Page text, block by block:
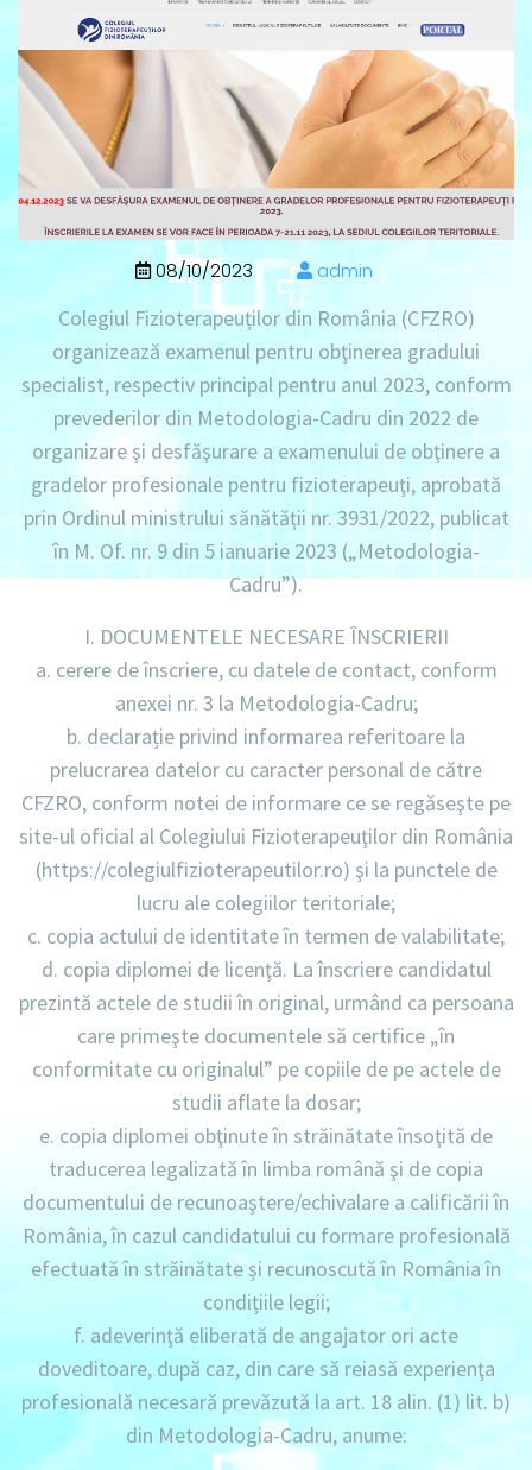
08/10/2023 admin
Colegiul Fizioterapeuților din România (CFZRO)
organizează examenul pentru obţinerea gradului
specialist, respectiv principal pentru anul 2023, conform
prevederilor din Metodologia-Cadru din 2022 de
organizare şi desfăşurare a examenului de obţinere a
gradelor profesionale pentru fizioterapeuţi, aprobată
prin Ordinul ministrului sănătății nr. 3931/2022, publicat
în M. Of. nr. 9 din 5 ianuarie 2023 („Metodologia-
Cadru”).
I. DOCUMENTELE NECESARE ÎNSCRIERII
a. cerere de înscriere, cu datele de contact, conform
anexei nr. 3 la Metodologia-Cadru;
b. declarație privind informarea referitoare la
prelucrarea datelor cu caracter personal de către
CFZRO, conform notei de informare ce se regăseşte pe
site-ul oficial al Colegiului Fizioterapeuţilor din România
(https://colegiulfizioterapeutilor.ro) şi la punctele de
lucru ale colegiilor teritoriale;
c. copia actului de identitate în termen de valabilitate;
d. copia diplomei de licenţă. La înscriere candidatul
prezintă actele de studii în original, urmând ca persoana
care primeşte documentele să certifice „în
conformitate cu originalul” pe copiile de pe actele de
studii aflate la dosar;
e. copia diplomei obţinute în străinătate însoţită de
traducerea legalizată în limba română şi de copia
documentului de recunoaştere/echivalare a calificării în
România, în cazul candidatului cu formare profesională
efectuată în străinătate și recunoscută în România în
condițiile legii;
f. adeverinţă eliberată de angajator ori acte
doveditoare, după caz, din care să reiasă experienţa
profesională necesară prevăzută la art. 18 alin. (1) lit. b)
din Metodologia-Cadru, anume: